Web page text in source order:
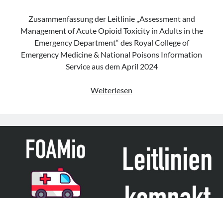
Zusammenfassung der Leitlinie „Assessment and
Management of Acute Opioid Toxicity in Adults in the
Emergency Department“ des Royal College of
Emergency Medicine & National Poisons Information
Service aus dem April 2024
Weiterlesen
Management
Acute
Opioid
Toxicity